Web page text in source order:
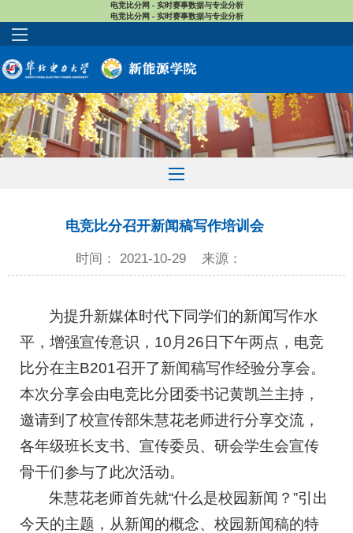
电竞比分网 - 实时赛事数据与专业分析
电竞比分网 - 实时赛事数据与专业分析
电竞比分召开新闻稿写作培训会
时间： 2021-10-29 来源：
为提升新媒体时代下同学们的新闻写作水
平，增强宣传意识，10月26日下午两点，电竞
比分在主B201召开了新闻稿写作经验分享会。
本次分享会由电竞比分团委书记黄凯兰主持，
邀请到了校宣传部朱慧花老师进行分享交流，
各年级班长支书、宣传委员、研会学生会宣传
骨干们参与了此次活动。
朱慧花老师首先就“什么是校园新闻？”引出
今天的主题，从新闻的概念、校园新闻稿的特